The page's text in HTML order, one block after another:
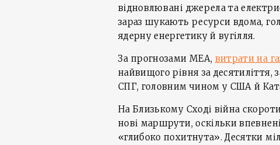
відновлювані джерела та
зараз шукають ресурси вдома,
ядерну енергетику й вугілля.
За прогнозами МЕА, витрати на
найвищого рівня за десятиліття,
СПГ, головним чином у США й
На Близькому Сході війна
нові маршрути, оскільки
«глибоко похитнута». Десятки